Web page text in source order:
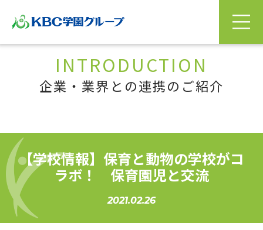
INTRODUCTION
企業・業界との連携のご紹介
【学校情報】保育と動物の学校がコ
ラボ！ 保育園児と交流
2021.02.26